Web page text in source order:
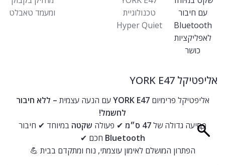
אליפטיקל YORK E47
אליפטיקל פרימיוםYORK E47עם הנעה עצמית – ללא חיבור
לחשמל!
פסיעה גדולה של47 ס״מ ✔ פעולה שקטה במיוחד ✔ חיבור
Bluetooth חכם ✔
הפתרון המושלם לאימון עוצמתי, נוח ומתקדם בבית 💪